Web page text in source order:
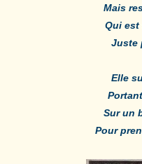
Mais
Qui
Juste
Elle
Sur un
Pour